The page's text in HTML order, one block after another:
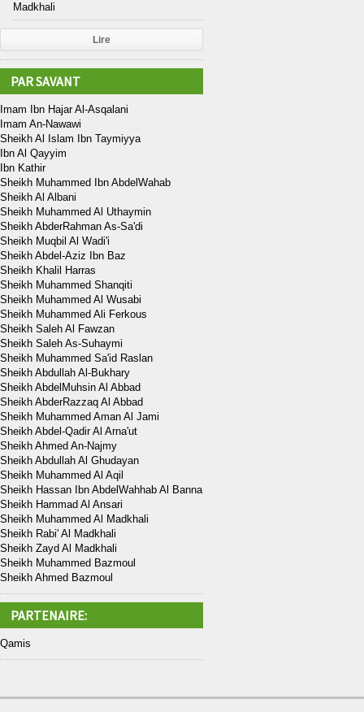
Madkhali
Lire
PAR SAVANT
Imam Ibn Hajar Al-Asqalani
Imam An-Nawawi
Sheikh Al Islam Ibn Taymiyya
Ibn Al Qayyim
Ibn Kathir
Sheikh Muhammed Ibn AbdelWahab
Sheikh Al Albani
Sheikh Muhammed Al Uthaymin
Sheikh AbderRahman As-Sa'di
Sheikh Muqbil Al Wadi'i
Sheikh Abdel-Aziz Ibn Baz
Sheikh Khalil Harras
Sheikh Muhammed Shanqiti
Sheikh Muhammed Al Wusabi
Sheikh Muhammed Ali Ferkous
Sheikh Saleh Al Fawzan
Sheikh Saleh As-Suhaymi
Sheikh Muhammed Sa'id Raslan
Sheikh Abdullah Al-Bukhary
Sheikh AbdelMuhsin Al Abbad
Sheikh AbderRazzaq Al Abbad
Sheikh Muhammed Aman Al Jami
Sheikh Abdel-Qadir Al Arna'ut
Sheikh Ahmed An-Najmy
Sheikh Abdullah Al Ghudayan
Sheikh Muhammed Al Aqil
Sheikh Hassan Ibn AbdelWahhab Al Banna
Sheikh Hammad Al Ansari
Sheikh Muhammed Al Madkhali
Sheikh Rabi' Al Madkhali
Sheikh Zayd Al Madkhali
Sheikh Muhammed Bazmoul
Sheikh Ahmed Bazmoul
PARTENAIRE:
Qamis